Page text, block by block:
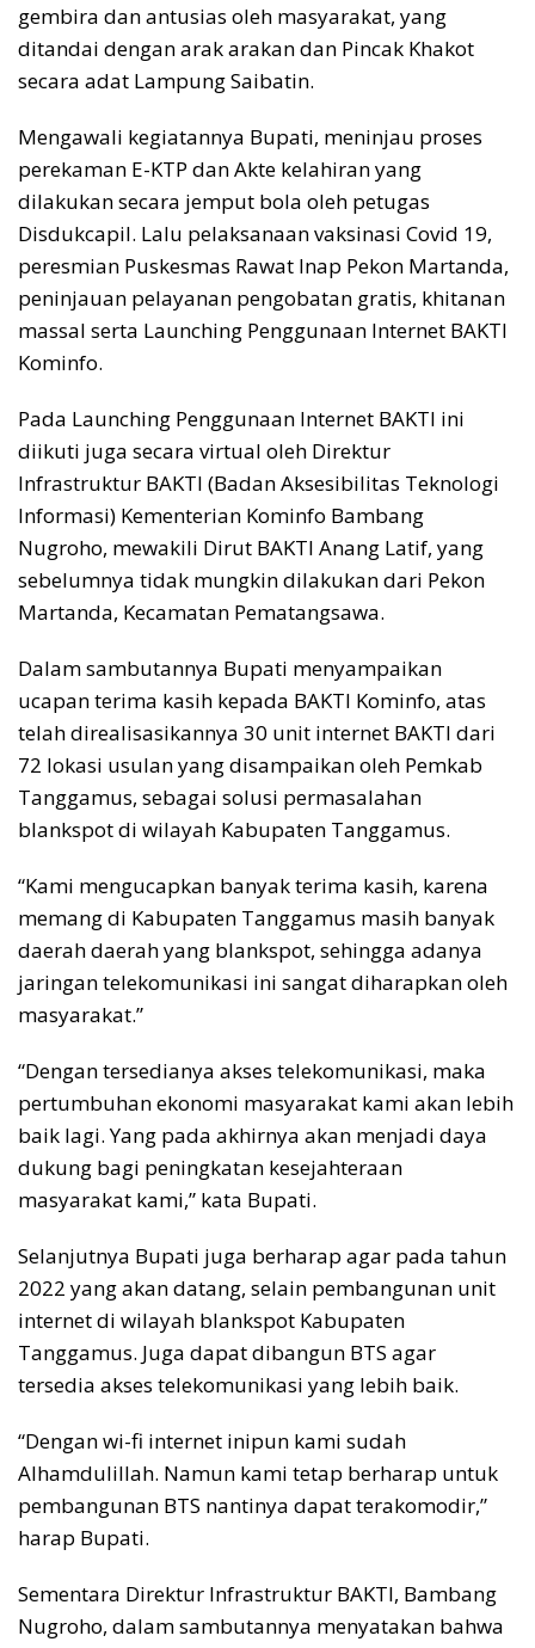
gembira dan antusias oleh masyarakat, yang
ditandai dengan arak arakan dan Pincak Khakot
secara adat Lampung Saibatin.
Mengawali kegiatannya Bupati, meninjau proses
perekaman E-KTP dan Akte kelahiran yang
dilakukan secara jemput bola oleh petugas
Disdukcapil. Lalu pelaksanaan vaksinasi Covid 19,
peresmian Puskesmas Rawat Inap Pekon Martanda,
peninjauan pelayanan pengobatan gratis, khitanan
massal serta Launching Penggunaan Internet BAKTI
Kominfo.
Pada Launching Penggunaan Internet BAKTI ini
diikuti juga secara virtual oleh Direktur
Infrastruktur BAKTI (Badan Aksesibilitas Teknologi
Informasi) Kementerian Kominfo Bambang
Nugroho, mewakili Dirut BAKTI Anang Latif, yang
sebelumnya tidak mungkin dilakukan dari Pekon
Martanda, Kecamatan Pematangsawa.
Dalam sambutannya Bupati menyampaikan
ucapan terima kasih kepada BAKTI Kominfo, atas
telah direalisasikannya 30 unit internet BAKTI dari
72 lokasi usulan yang disampaikan oleh Pemkab
Tanggamus, sebagai solusi permasalahan
blankspot di wilayah Kabupaten Tanggamus.
“Kami mengucapkan banyak terima kasih, karena
memang di Kabupaten Tanggamus masih banyak
daerah daerah yang blankspot, sehingga adanya
jaringan telekomunikasi ini sangat diharapkan oleh
masyarakat.”
“Dengan tersedianya akses telekomunikasi, maka
pertumbuhan ekonomi masyarakat kami akan lebih
baik lagi. Yang pada akhirnya akan menjadi daya
dukung bagi peningkatan kesejahteraan
masyarakat kami,” kata Bupati.
Selanjutnya Bupati juga berharap agar pada tahun
2022 yang akan datang, selain pembangunan unit
internet di wilayah blankspot Kabupaten
Tanggamus. Juga dapat dibangun BTS agar
tersedia akses telekomunikasi yang lebih baik.
“Dengan wi-fi internet inipun kami sudah
Alhamdulillah. Namun kami tetap berharap untuk
pembangunan BTS nantinya dapat terakomodir,”
harap Bupati.
Sementara Direktur Infrastruktur BAKTI, Bambang
Nugroho, dalam sambutannya menyatakan bahwa